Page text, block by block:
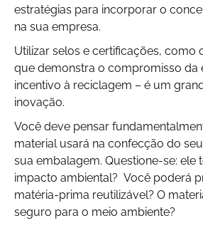
estratégias para incorporar o
na sua empresa.
Utilizar selos e certificações, como
que demonstra o compromisso da
incentivo à reciclagem – é um
inovação.
Você deve pensar
material usará na confecção do
sua embalagem. Questione-se: ele
impacto ambiental? Você poderá
matéria-prima reutilizável? O
seguro para o meio ambiente?